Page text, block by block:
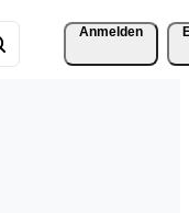
Anmelden